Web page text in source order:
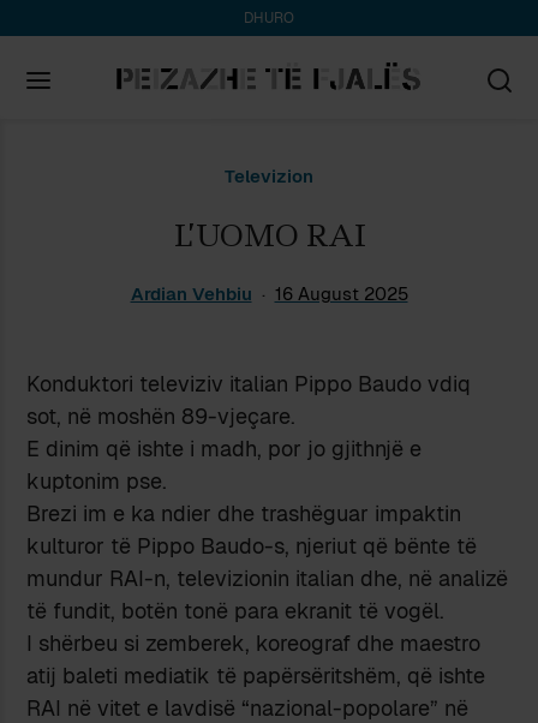
DHURO
Televizion
L’UOMO RAI
Ardian Vehbiu 16 August 2025
Konduktori televiziv italian Pippo Baudo vdiq
sot, në moshën 89-vjeçare.
E dinim që ishte i madh, por jo gjithnjë e
kuptonim pse.
Brezi im e ka ndier dhe trashëguar impaktin
kulturor të Pippo Baudo-s, njeriut që bënte të
mundur RAI-n, televizionin italian dhe, në analizë
të fundit, botën tonë para ekranit të vogël.
I shërbeu si zemberek, koreograf dhe maestro
atij baleti mediatik të papërsëritshëm, që ishte
RAI në vitet e lavdisë “nazional-popolare” në